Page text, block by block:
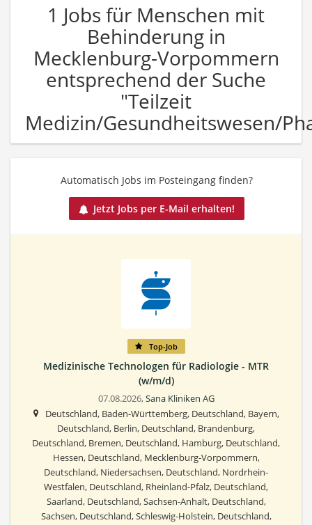
1 Jobs für Menschen mit
Behinderung in
Mecklenburg-Vorpommern
entsprechend der Suche
"Teilzeit
Medizin/Gesundheitswesen/
Automatisch Jobs im Posteingang finden?
Jetzt Jobs per E-Mail erhalten!
Top-Job
Medizinische Technologen für Radiologie - MTR
(w/m/d)
07.08.2026,Sana Kliniken AG
Deutschland, Baden-Württemberg, Deutschland, Bayern,
Deutschland, Berlin, Deutschland, Brandenburg,
Deutschland, Bremen, Deutschland, Hamburg, Deutschland,
Hessen, Deutschland, Mecklenburg-Vorpommern,
Deutschland, Niedersachsen, Deutschland, Nordrhein-
Westfalen, Deutschland, Rheinland-Pfalz, Deutschland,
Saarland, Deutschland, Sachsen-Anhalt, Deutschland,
Sachsen, Deutschland, Schleswig-Holstein, Deutschland,